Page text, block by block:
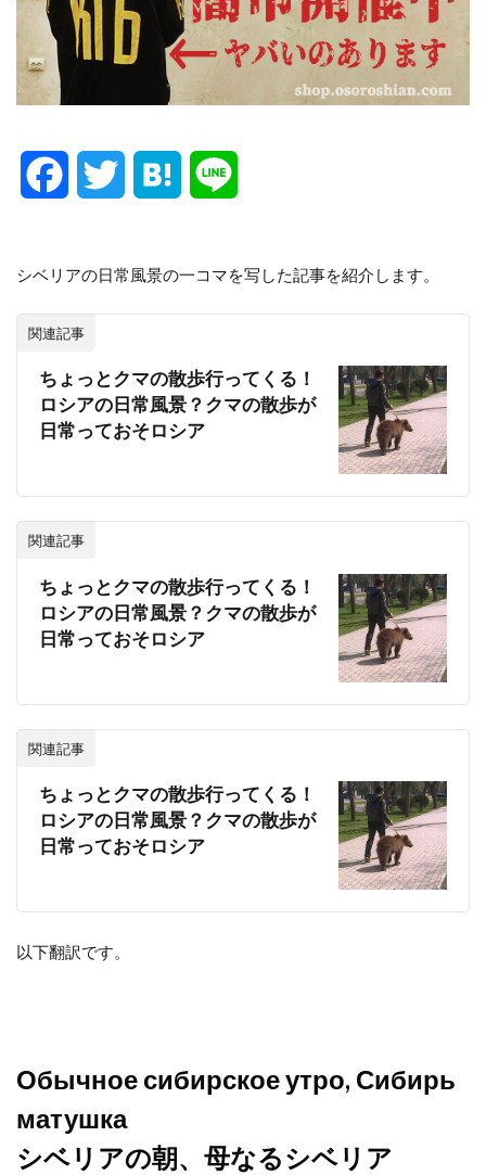
c
e
o
i
t
e
t
e
n
a
n
e
シベリアの日常風景の一コマを写した記事を紹介します。
関連記事
ちょっとクマの散歩行ってくる！
ロシアの日常風景？クマの散歩が
日常っておそロシア
関連記事
ちょっとクマの散歩行ってくる！
ロシアの日常風景？クマの散歩が
日常っておそロシア
関連記事
ちょっとクマの散歩行ってくる！
ロシアの日常風景？クマの散歩が
日常っておそロシア
以下翻訳です。
Обычное сибирское утро, Сибирь
матушка
シベリアの朝、母なるシベリア